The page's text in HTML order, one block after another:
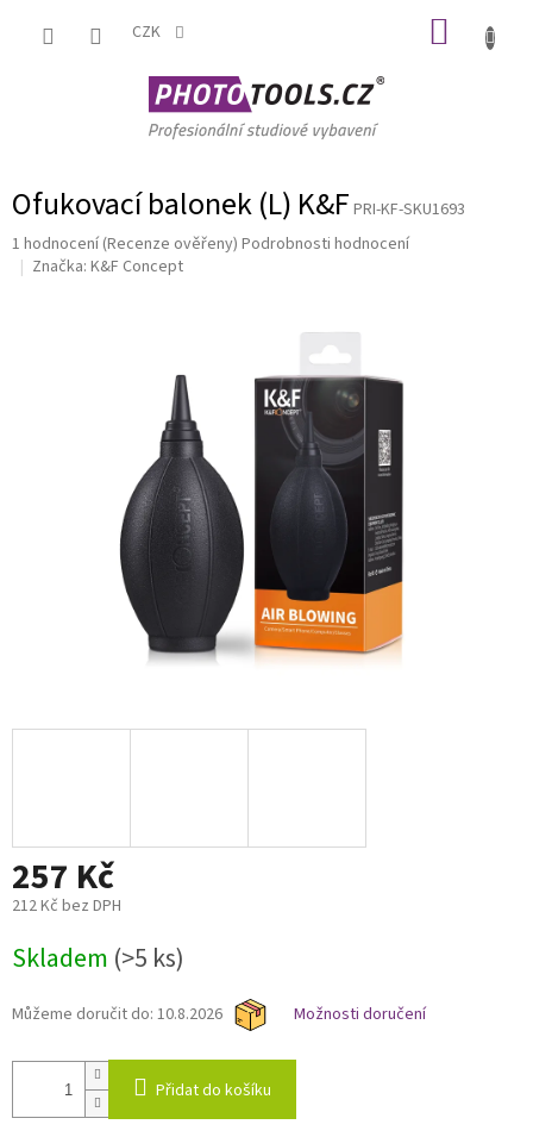
CZK
Ofukovací balonek (L) K&F PRI-KF-SKU1693
Průměrné
hodnocení
1 hodnocení(Recenze ověřeny) Podrobnosti hodnocení
Značka: K&F Concept
257 Kč
212 Kč bez DPH
cena:
Skladem (>5 ks)
Můžeme doručit do: 10.8.2026 Možnosti doručení
Přidat do košíku